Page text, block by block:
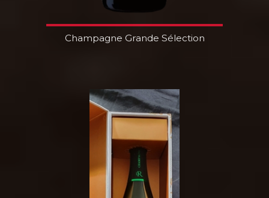
Champagne Grande Sélection